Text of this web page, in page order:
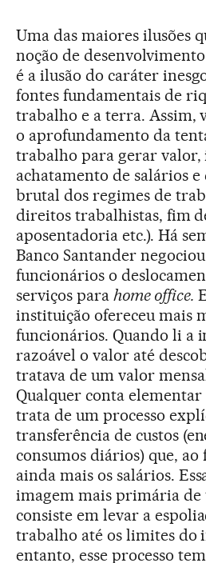
Uma das maiores ilusões
noção de
é a ilusão do caráter
fontes fundamentais de
trabalho e a terra. Assim,
o aprofundamento da
trabalho para gerar valor,
achatamento de salários
brutal dos regimes de
direitos trabalhistas, fim
aposentadoria etc.). Há
Banco Santander
funcionários o
serviços para home office.
instituição ofereceu mais
funcionários. Quando li a
razoável o valor até
tratava de um valor
Qualquer conta elementar
trata de um processo
transferência de custos
consumos diários) que,
ainda mais os salários.
imagem mais primária de
consiste em levar a
trabalho até os limites do
entanto, esse processo